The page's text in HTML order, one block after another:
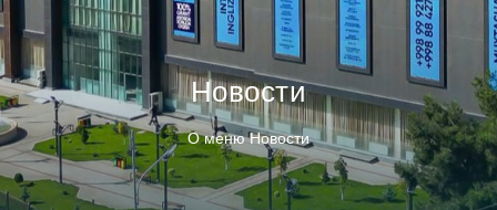
НОВОСТИ
ОЛИМПИАДА
Новости
О меню Новости